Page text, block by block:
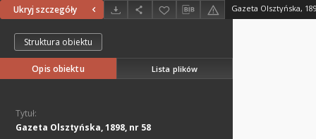
Ukryj szczegóły Gazeta Olsztyńska,
Struktura obiektu
Opis obiektu Lista plików
Tytuł:
Gazeta Olsztyńska, 1898, nr 58